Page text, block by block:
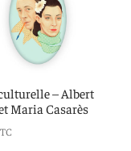
– Albert
Maria Casarès